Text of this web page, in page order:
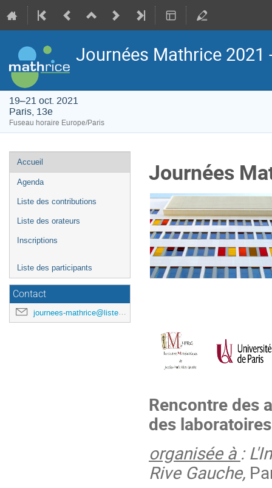
Journées Mathrice 2021
19–21 oct. 2021
Paris, 13e
Fuseau horaire Europe/Paris
Menu
de
l'événement
Accueil
Agenda
Liste des contributions
Liste des orateurs
Inscriptions
Liste des participants
Contact
journees-mathrice@listes.mathrice.fr
Journées
Rencontre des
des
organisée à :
Rive Gauche,